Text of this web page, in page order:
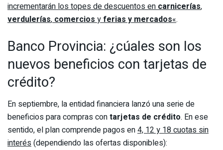
incrementarán los topes de descuentos encarnicerías,
verdulerías,comerciosyferias y mercados«.
Banco Provincia: ¿cúales son los
nuevos beneficios con tarjetas de
crédito?
En septiembre, la entidad financiera lanzó una serie de
beneficios para compras contarjetas de crédito. En ese
sentido, el plan comprende pagos en4, 12 y 18 cuotas sin
interés(dependiendo las ofertas disponibles):